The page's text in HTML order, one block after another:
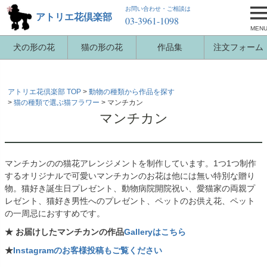
犬の形の花 猫の形の花 作品集 注文フォーム
アトリエ花倶楽部
お問い合わせ・ご相談は
03-3961-1098
MENU
アトリエ花倶楽部 TOP
動物の種類から作品を探す
猫の種類で選ぶ猫フラワー
マンチカン
マンチカン
マンチカンのの猫花アレンジメントを制作しています。1つ1つ制作
するオリジナルで可愛いマンチカンのお花は他には無い特別な贈り
物。猫好き誕生日プレゼント、動物病院開院祝い、愛猫家の両親プ
レゼント、猫好き男性へのプレゼント、ペットのお供え花、ペット
の一周忌におすすめです。
★ お届けしたマンチカンの作品Galleryはこちら
★Instagramのお客様投稿もご覧ください